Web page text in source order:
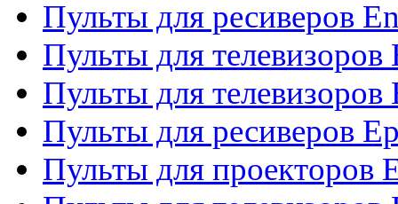
Пульты для ресиверов
Пульты для телевизоров
Пульты для телевизоров
Пульты для ресиверов
Пульты для проекторов